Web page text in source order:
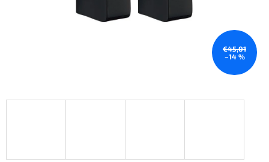
€45,01
–14 %